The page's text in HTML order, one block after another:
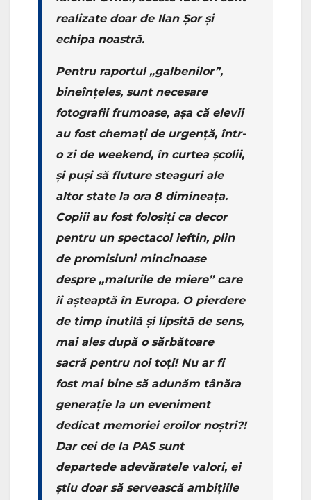
realizate doar de Ilan Șor și
echipa noastră.
Pentru raportul „galbenilor”,
bineînțeles, sunt necesare
fotografii frumoase, așa că elevii
au fost chemați de urgență, într-
o zi de weekend, în curtea școlii,
și puși să fluture steaguri ale
altor state la ora 8 dimineața.
Copiii au fost folosiți ca decor
pentru un spectacol ieftin, plin
de promisiuni mincinoase
despre „malurile de miere” care
îi așteaptă în Europa. O pierdere
de timp inutilă și lipsită de sens,
mai ales după o sărbătoare
sacră pentru noi toți! Nu ar fi
fost mai bine să adunăm tânăra
generație la un eveniment
dedicat memoriei eroilor noștri?!
Dar cei de la PAS sunt
departede adevăratele valori, ei
știu doar să servească ambițiile